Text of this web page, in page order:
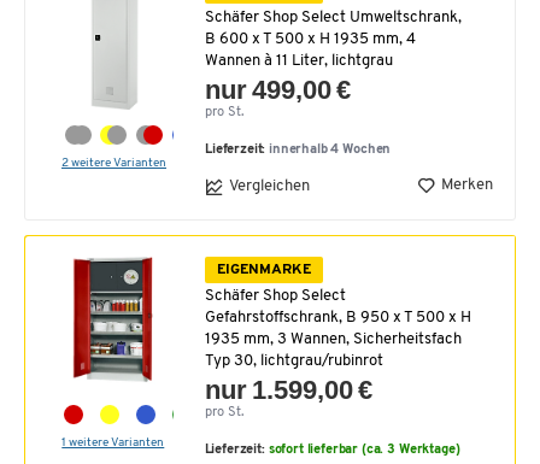
2 weitere Varianten
Schäfer Shop Select Umweltschrank,
B 600 x T 500 x H 1935 mm, 4
Wannen à 11 Liter, lichtgrau
nur 499,00 €
pro St.
Lieferzeit: innerhalb 4 Wochen
Vergleichen Merken
1 weitere Varianten
EIGENMARKE
Schäfer Shop Select
Gefahrstoffschrank, B 950 x T 500 x H
1935 mm, 3 Wannen, Sicherheitsfach
Typ 30, lichtgrau/rubinrot
nur 1.599,00 €
pro St.
Lieferzeit: sofort lieferbar (ca. 3 Werktage)